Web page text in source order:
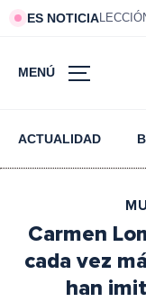
ES NOTICIA
MENÚ
ACTUALIDAD
Carmen
cada vez
han